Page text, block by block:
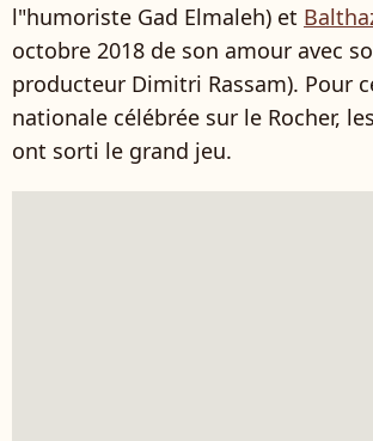
l"humoriste Gad Elmaleh) et
octobre 2018 de son amour avec
producteur Dimitri Rassam). Pour
nationale célébrée sur le Rocher,
ont sorti le grand jeu.